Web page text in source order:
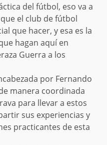
del fútbol, eso va a
el club de fútbol
que hacer, y esa es la
hagan aquí en
Guerra a los
por Fernando
manera coordinada
para llevar a estos
sus experiencias y
practicantes de esta